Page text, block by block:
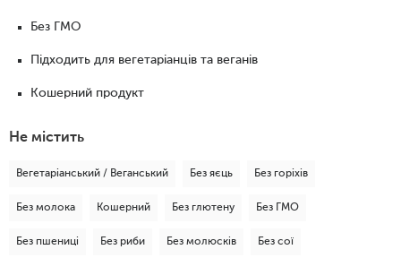
Без ГМО
Підходить для вегетаріанців та веганів
Кошерний продукт
Не містить
Вегетаріанський / Веганський Без яєць Без горіхів
Без молока Кошерний Без глютену Без ГМО
Без пшениці Без риби Без молюсків Без сої